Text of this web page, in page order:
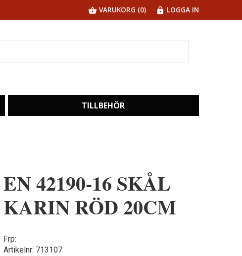
VARUKORG (0) LOGGA IN
TILLBEHÖR
EN 42190-16 SKÅL
KARIN RÖD 20CM
Frp:
Artikelnr: 713107